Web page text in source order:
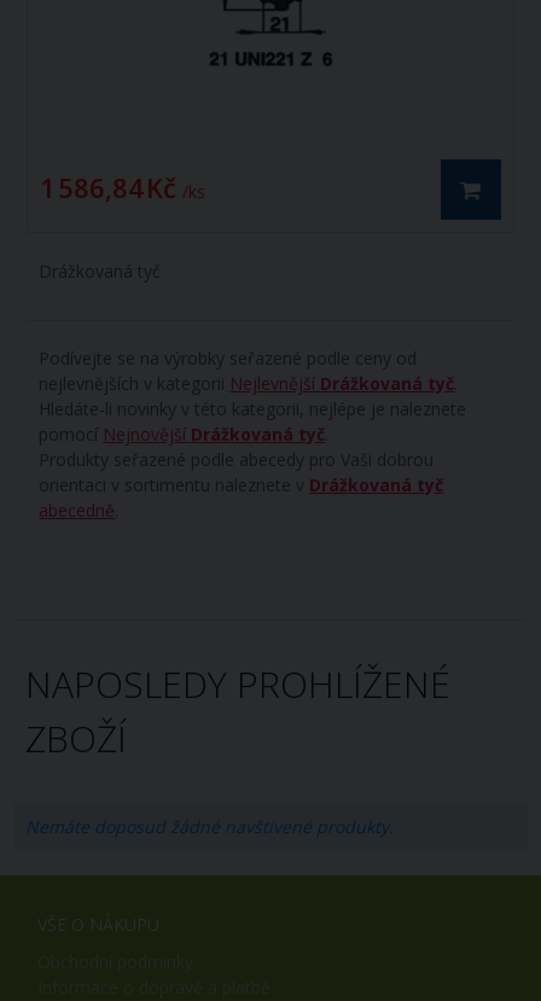
1 586,84 Kč / ks
Drážkovaná tyč
Podívejte se na výrobky seřazené podle ceny od
nejlevnějších v kategorii Nejlevnější Drážkovaná tyč
Hledáte-li novinky v této kategorii, nejlépe je naleznete
pomocí Nejnovější Drážkovaná tyč
Produkty seřazené podle abecedy pro Vaši dobrou
orientaci v sortimentu naleznete v Drážkovaná tyč
abecedně
NAPOSLEDY PROHLÍŽENÉ
ZBOŽÍ
Nemáte doposud žádné navštívené produkty.
VŠE O NÁKUPU